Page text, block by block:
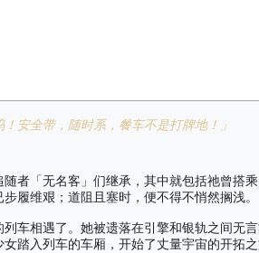
安全带，随时系，餐车不是打牌地！」
者「无名客」们继承，其中就包括祂曾搭
履维艰；道阻且塞时，便不得不悄然搁浅。
车相遇了。她被遗落在引擎和银轨之间无
踏入列车的车厢，开始了丈量宇宙的开拓之